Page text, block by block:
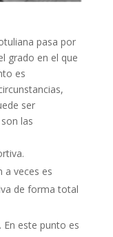
pasa por
grado en el que
es
ser
las
a veces es
de forma total
En este punto es